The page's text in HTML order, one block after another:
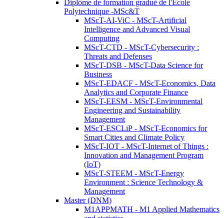
Diplôme de formation gradué de l'Ecole
Polytechnique -MSc&T
MScT-AI-ViC - MScT-Artificial
Intelligence and Advanced Visual
Computing
MScT-CTD - MScT-Cybersecurity :
Threats and Defenses
MScT-DSB - MScT-Data Science for
Business
MScT-EDACF - MScT-Economics, Data
Analytics and Corporate Finance
MScT-EESM - MScT-Environmental
Engineering and Sustainability
Management
MScT-ESCLiP - MScT-Economics for
Smart Cities and Climate Policy
MScT-IOT - MScT-Internet of Things :
Innovation and Management Program
(IoT)
MScT-STEEM - MScT-Energy
Environment : Science Technology &
Management
Master (DNM)
M1APPMATH - M1 Applied Mathematics